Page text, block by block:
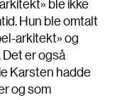
ble ikke
Hun ble omtalt
arkitekt» og
er også
Karsten hadde
og som